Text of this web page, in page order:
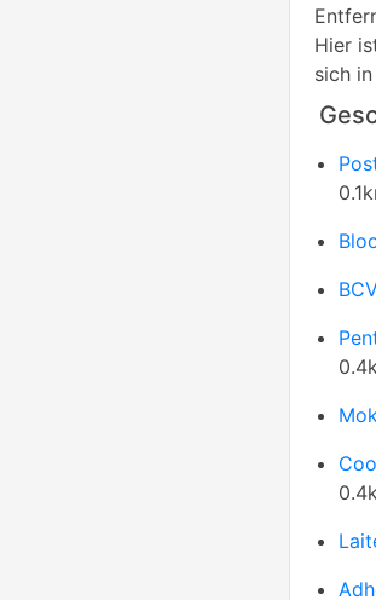
Hier
sich